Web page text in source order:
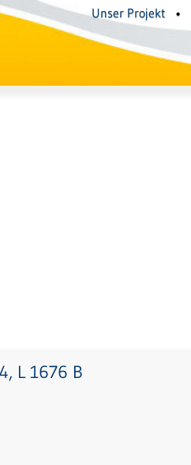
Unser Projekt •
L 1676 B